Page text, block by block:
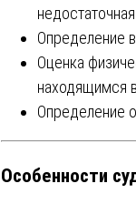
Определение
Оценка
находящимся
Определение
Особенности